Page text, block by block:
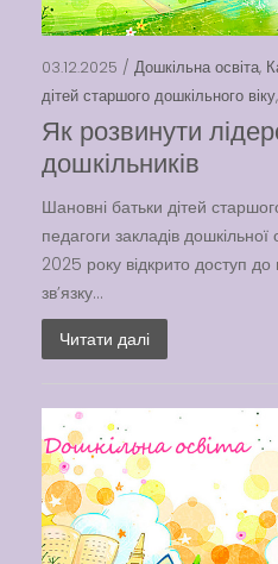
03.12.2025 / Дошкільна освіта,
дітей старшого дошкільного віку,
Як розвинути
дошкільників
Шановні батьки дітей
педагоги закладів дошкільної
2025 року відкрито доступ до
зв’язку...
Читати далі